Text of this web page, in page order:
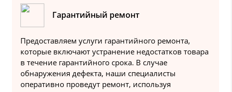
Гарантийный ремонт
Предоставляем услуги гарантийного ремонта,
которые включают устранение недостатков товара
в течение гарантийного срока. В случае
обнаружения дефекта, наши специалисты
оперативно проведут ремонт, используя